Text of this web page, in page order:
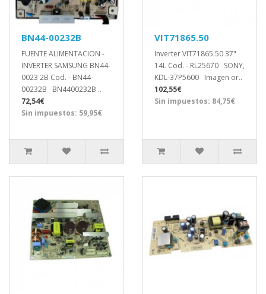
BN44-00232B
FUENTE ALIMENTACION -
INVERTER SAMSUNG BN44-
0023 2B Cod. - BN44-
00232B BN4400232B ..
72,54€
Sin impuestos: 59,95€
VIT71865.50
Inverter VIT71865.50 37"
14L Cod. - RL25670 SONY,
KDL-37P5600 Imagen or..
102,55€
Sin impuestos: 84,75€